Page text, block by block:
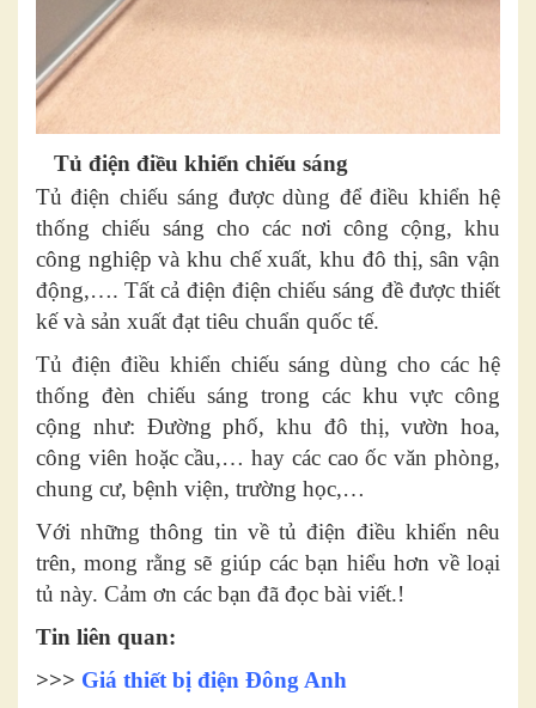
Tủ điện điều khiển chiếu sáng
Tủ điện chiếu sáng được dùng để điều khiển hệ
thống chiếu sáng cho các nơi công cộng, khu
công nghiệp và khu chế xuất, khu đô thị, sân vận
động,…. Tất cả điện điện chiếu sáng đề được thiết
kế và sản xuất đạt tiêu chuẩn quốc tế.
Tủ điện điều khiển chiếu sáng dùng cho các hệ
thống đèn chiếu sáng trong các khu vực công
cộng như: Đường phố, khu đô thị, vườn hoa,
công viên hoặc cầu,… hay các cao ốc văn phòng,
chung cư, bệnh viện, trường học,…
Với những thông tin về tủ điện điều khiển nêu
trên, mong rằng sẽ giúp các bạn hiểu hơn về loại
tủ này. Cảm ơn các bạn đã đọc bài viết.!
Tin liên quan:
>>> Giá thiết bị điện Đông Anh